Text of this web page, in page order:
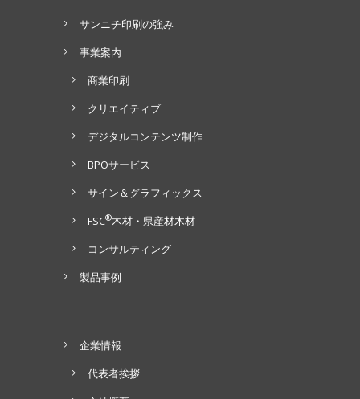
サンニチ印刷の強み
事業案内
商業印刷
クリエイティブ
デジタルコンテンツ制作
BPOサービス
サイン＆グラフィックス
FSC®木材・県産材木材
コンサルティング
製品事例
企業情報
代表者挨拶